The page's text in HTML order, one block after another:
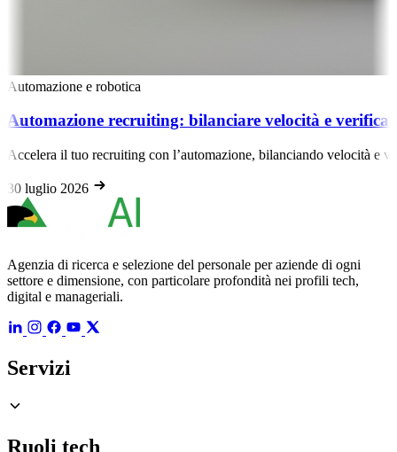
Automazione e robotica
Automazione recruiting: bilanciare velocità e verifica
Accelera il tuo recruiting con l’automazione, bilanciando velocità e
30 luglio 2026
Agenzia di ricerca e selezione del personale per aziende di ogni
settore e dimensione, con particolare profondità nei profili tech,
digital e manageriali.
Servizi
Ruoli tech